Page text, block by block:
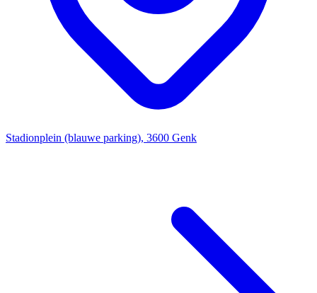
Stadionplein (blauwe parking), 3600 Genk